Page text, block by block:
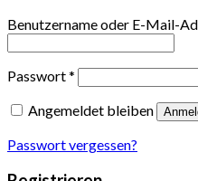
Benutzername oder E-Mail-
Passwort*
Angemeldet bleiben
Passwort vergessen?